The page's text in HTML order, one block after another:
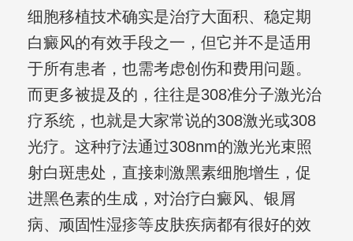
细胞移植技术确实是治疗大面积、稳定期
白癜风的有效手段之一，但它并不是适用
于所有患者，也需考虑创伤和费用问题。
而更多被提及的，往往是308准分子激光治
疗系统，也就是大家常说的308激光或308
光疗。这种疗法通过308nm的激光光束照
射白斑患处，直接刺激黑素细胞增生，促
进黑色素的生成，对治疗白癜风、银屑
病、顽固性湿疹等皮肤疾病都有很好的效